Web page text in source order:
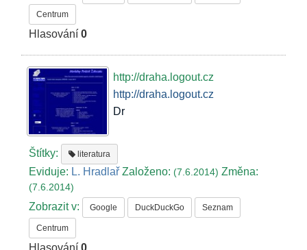
Centrum
Hlasování0
http://draha.logout.cz
http://draha.logout.cz
Dr
Štítky: literatura
Eviduje: L. Hradlař Založeno:(7.6.2014)Změna:
(7.6.2014)
Zobrazit v: Google DuckDuckGo Seznam
Centrum
Hlasování0